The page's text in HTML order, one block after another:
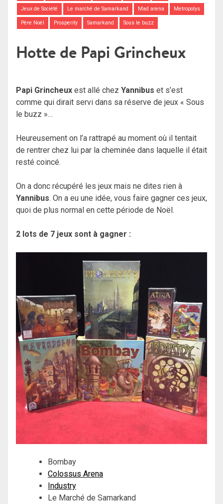
Jeux de Société Le marché de Samarkand Mad arena Metropolys
Père Noël Prosperity Samarkand Sous le buzz
Hotte de Papi Grincheux
Papi Grincheux est allé chez Yannibus et s’est
comme qui dirait servi dans sa réserve de jeux « Sous
le buzz »…
Heureusement on l’a rattrapé au moment où il tentait
de rentrer chez lui par la cheminée dans laquelle il était
resté coincé.
On a donc récupéré les jeux mais ne dites rien à
Yannibus. On a eu une idée, vous faire gagner ces jeux,
quoi de plus normal en cette période de Noël.
2 lots de 7 jeux sont à gagner :
Bombay
Colossus Arena
Industry
Le Marché de Samarkand